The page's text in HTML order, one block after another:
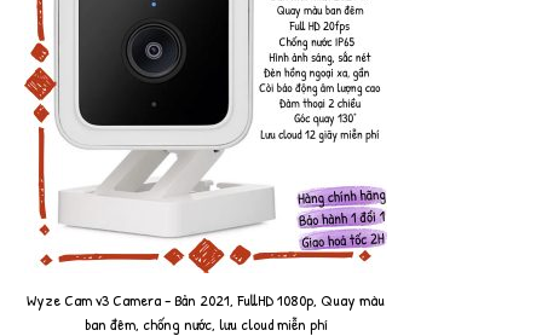
Wyze Cam v3 Camera - Bản 2021, FullHD 1080p, Quay màu
ban đêm, chống nước, lưu cloud miễn phí